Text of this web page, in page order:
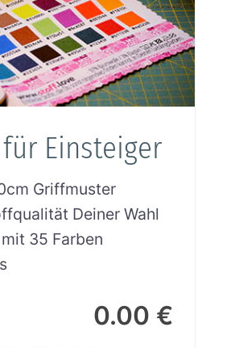
Einsteiger
Griffmuster
Deiner Wahl
35 Farben
0.00 €